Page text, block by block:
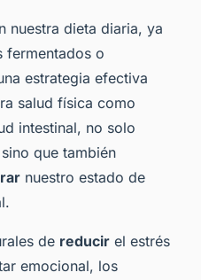
nuestra dieta diaria, ya
fermentados o
estrategia efectiva
salud física como
intestinal, no solo
que también
nuestro estado de
de reducir el estrés
emocional, los